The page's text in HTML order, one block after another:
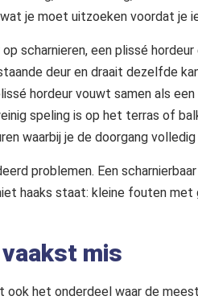
je moet uitzoeken voordat je
scharnieren, een plissé
deur en draait dezelfde
hordeur vouwt samen als
speling is op het terras of
waarbij je de doorgang
problemen. Een
haaks staat: kleine fouten
mis
het onderdeel waar de